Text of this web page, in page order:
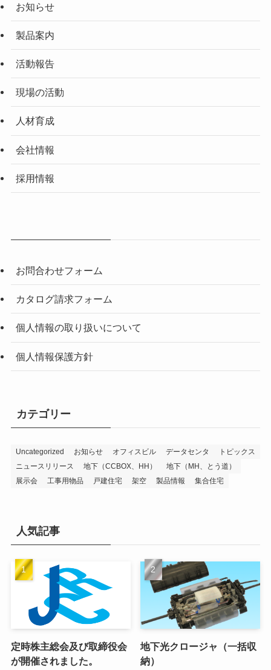
お知らせ
製品案内
活動報告
現場の活動
人材育成
会社情報
採用情報
お問合わせフォーム
カタログ請求フォーム
個人情報の取り扱いについて
個人情報保護方針
カテゴリー
Uncategorized お知らせ オフィスビル データセンタ
トピックス
ニュースリリース
地下（CCBOX、HH）
地下（MH、とう道）
展示会
工事用物品 戸建住宅 架空 製品情報 集合住宅
人気記事
定時株主総会及び取締役会
が開催されました。
地下光クロージャ（一括収
納）